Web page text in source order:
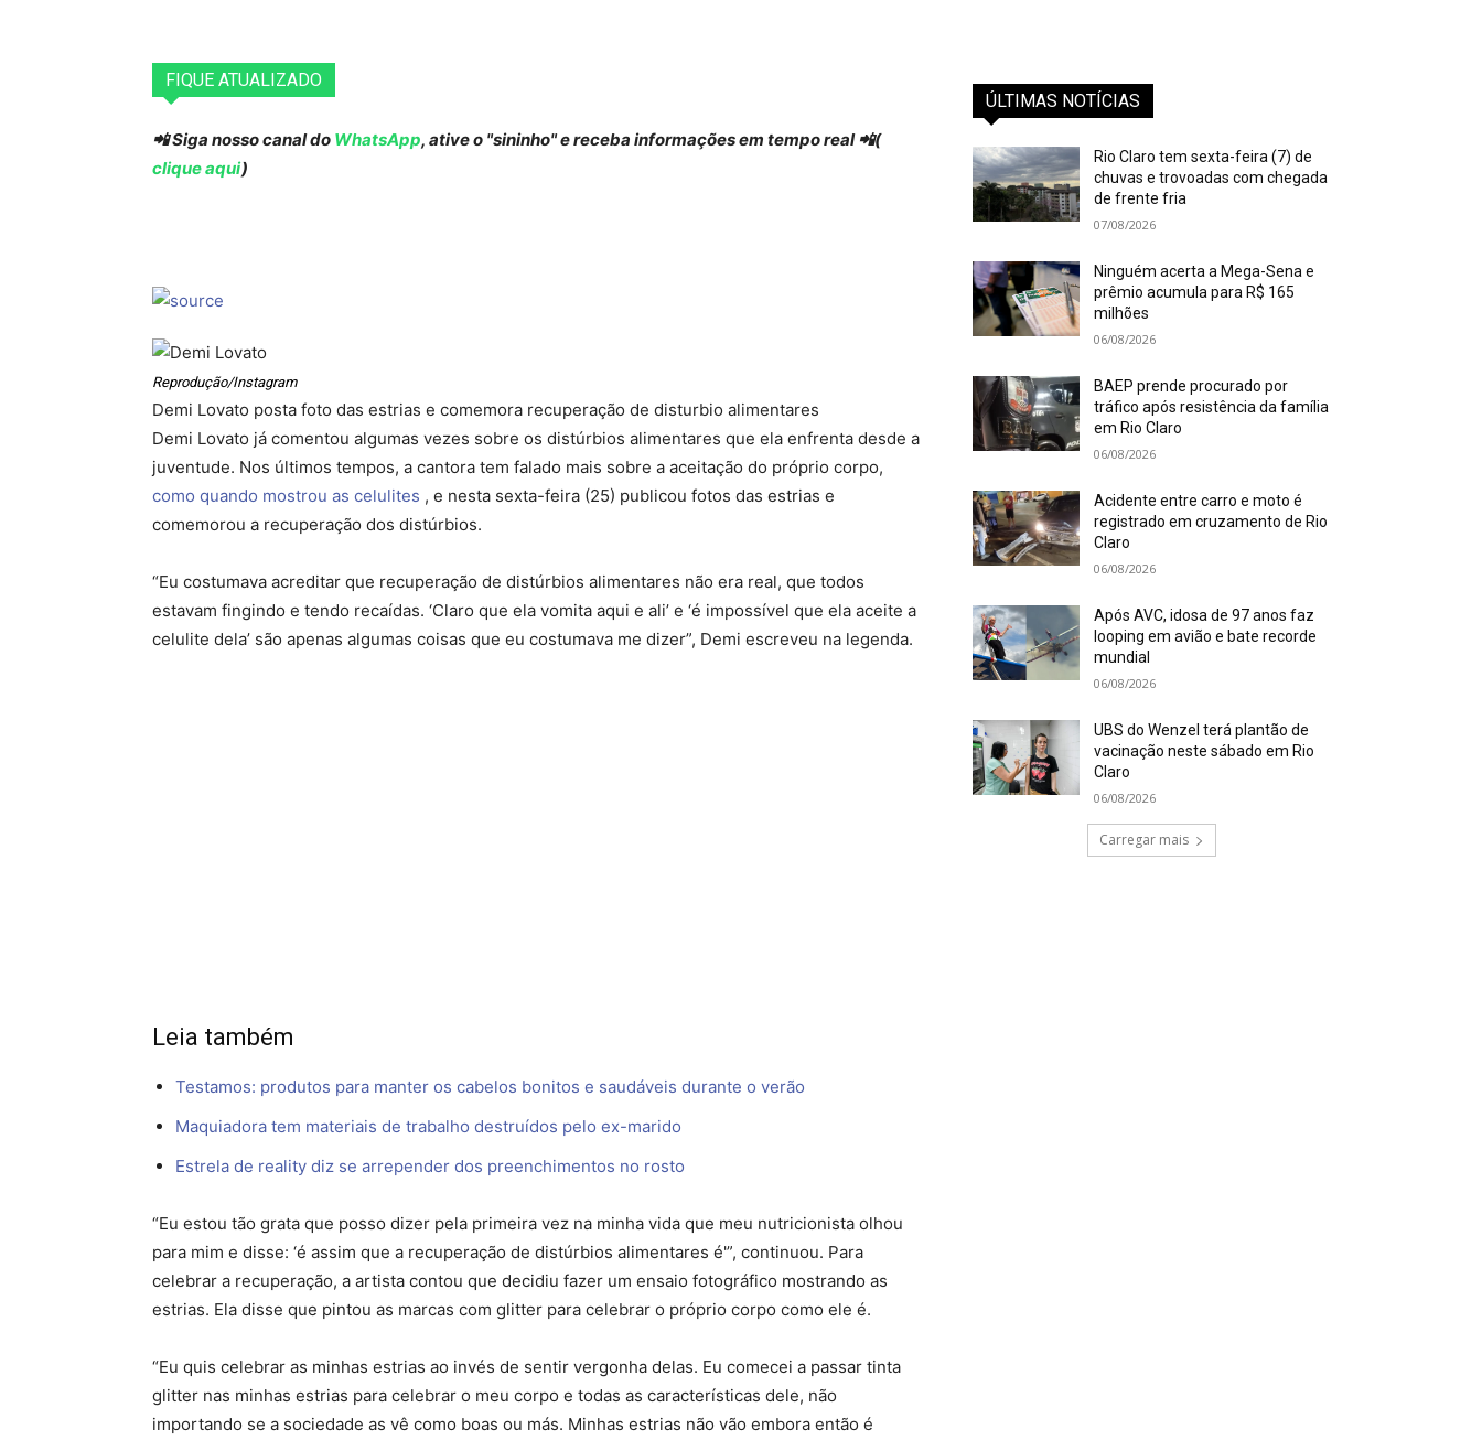
FIQUE ATUALIZADO
📲 Siga nosso canal do WhatsApp, ative o "sininho" e receba informações em tempo real 📲(
clique aqui)
Reprodução/Instagram
Demi Lovato posta foto das estrias e comemora recuperação de disturbio alimentares
Demi Lovato já comentou algumas vezes sobre os distúrbios alimentares que ela enfrenta desde a
juventude. Nos últimos tempos, a cantora tem falado mais sobre a aceitação do próprio corpo,
como quando mostrou as celulites , e nesta sexta-feira (25) publicou fotos das estrias e
comemorou a recuperação dos distúrbios.
“Eu costumava acreditar que recuperação de distúrbios alimentares não era real, que todos
estavam fingindo e tendo recaídas. ‘Claro que ela vomita aqui e ali’ e ‘é impossível que ela aceite a
celulite dela’ são apenas algumas coisas que eu costumava me dizer”, Demi escreveu na legenda.
Leia também
Testamos: produtos para manter os cabelos bonitos e saudáveis durante o verão
Maquiadora tem materiais de trabalho destruídos pelo ex-marido
Estrela de reality diz se arrepender dos preenchimentos no rosto
“Eu estou tão grata que posso dizer pela primeira vez na minha vida que meu nutricionista olhou
para mim e disse: ‘é assim que a recuperação de distúrbios alimentares é'”, continuou. Para
celebrar a recuperação, a artista contou que decidiu fazer um ensaio fotográfico mostrando as
estrias. Ela disse que pintou as marcas com glitter para celebrar o próprio corpo como ele é.
“Eu quis celebrar as minhas estrias ao invés de sentir vergonha delas. Eu comecei a passar tinta
glitter nas minhas estrias para celebrar o meu corpo e todas as características dele, não
importando se a sociedade as vê como boas ou más. Minhas estrias não vão embora então é
ÚLTIMAS NOTÍCIAS
Rio Claro tem sexta-feira (7) de
chuvas e trovoadas com chegada
de frente fria
07/08/2026
Ninguém acerta a Mega-Sena e
prêmio acumula para R$ 165
milhões
06/08/2026
BAEP prende procurado por
tráfico após resistência da família
em Rio Claro
06/08/2026
Acidente entre carro e moto é
registrado em cruzamento de Rio
Claro
06/08/2026
Após AVC, idosa de 97 anos faz
looping em avião e bate recorde
mundial
06/08/2026
UBS do Wenzel terá plantão de
vacinação neste sábado em Rio
Claro
06/08/2026
Carregar mais